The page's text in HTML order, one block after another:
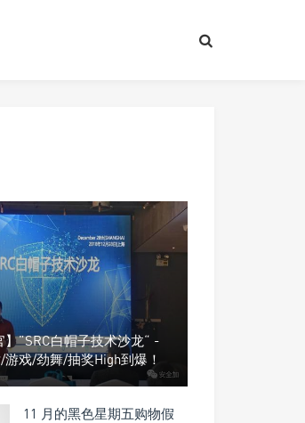
】”SRC白帽子技术沙龙“ -
戏/劲舞/抽奖High到爆！
11 月的黑色星期五购物假